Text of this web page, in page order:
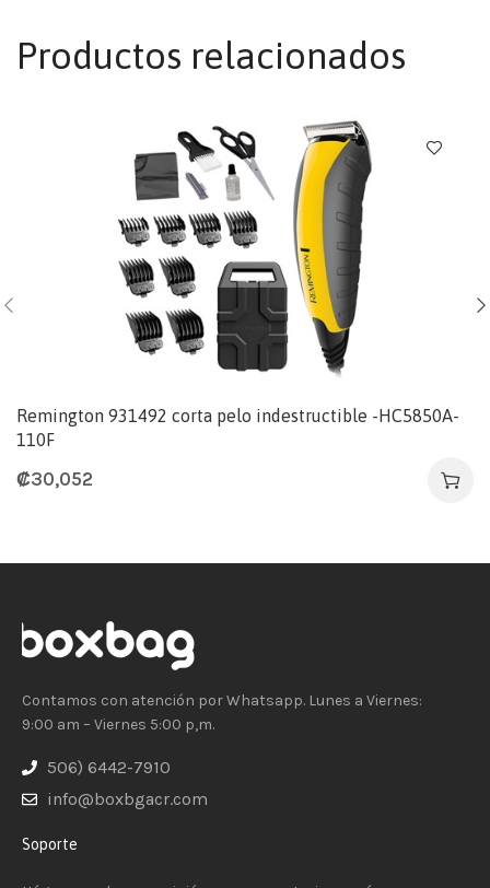
Productos relacionados
Remington 931492 corta pelo indestructible -HC5850A-
110F
₡30,052
Contamos con atención por Whatsapp. Lunes a Viernes:
9:00 am – Viernes 5:00 p,m.
506) 6442-7910
info@boxbgacr.com
Soporte